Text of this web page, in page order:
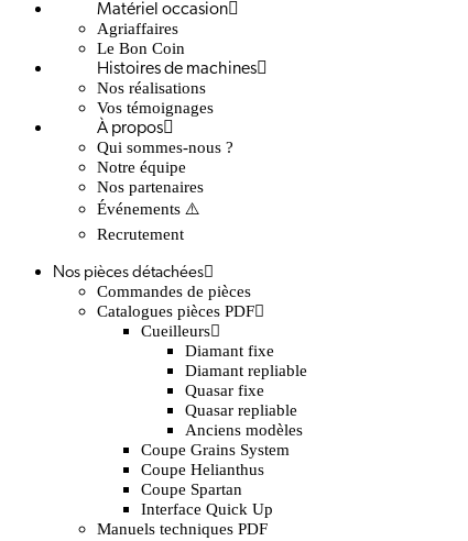
Matériel occasion
Agriaffaires
Le Bon Coin
Histoires de machines
Nos réalisations
Vos témoignages
À propos
Qui sommes-nous ?
Notre équipe
Nos partenaires
Événements ⚠️
Recrutement
Nos pièces détachées
Commandes de pièces
Catalogues pièces PDF
Cueilleurs
Diamant fixe
Diamant repliable
Quasar fixe
Quasar repliable
Anciens modèles
Coupe Grains System
Coupe Helianthus
Coupe Spartan
Interface Quick Up
Manuels techniques PDF